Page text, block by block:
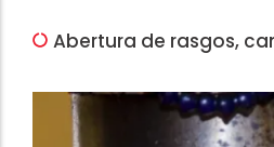
Abertura de rasgos,